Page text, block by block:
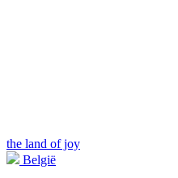
the land of joy
België